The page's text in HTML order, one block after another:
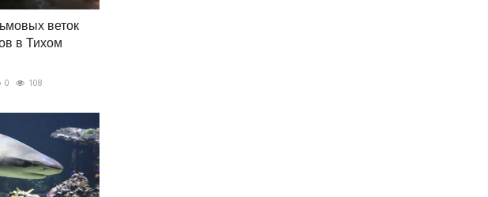
веток
в Тихом
0 108